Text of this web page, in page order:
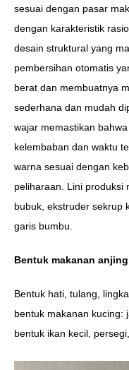
sesuai dengan pasar
dengan karakteristik
desain struktural yang
pembersihan otomatis
berat dan membuatnya
sederhana dan mudah
wajar memastikan
kelembaban dan waktu
warna sesuai dengan
peliharaan. Lini produksi
bubuk, ekstruder sekrup
garis bumbu.
Bentuk makanan
Bentuk hati, tulang,
bentuk makanan kucing:
bentuk ikan kecil, persegi,